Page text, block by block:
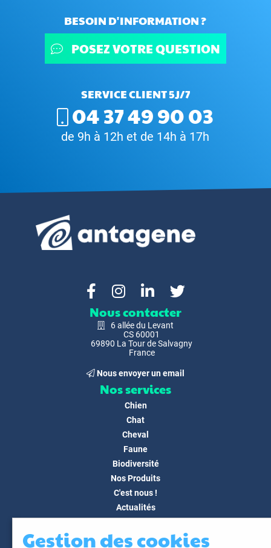
BESOIN D'INFORMATION ?
POSEZ VOTRE QUESTION
SERVICE CLIENT 5J/7
04 37 49 90 03
de 9h à 12h et de 14h à 17h
Nous contacter
6 allée du Levant
CS 60001
69890 La Tour de Salvagny
France
Nous envoyer un email
Nos services
Chien
Chat
Cheval
Faune
Biodiversité
Nos Produits
C'est nous !
Actualités
FAQ
Gestion des cookies